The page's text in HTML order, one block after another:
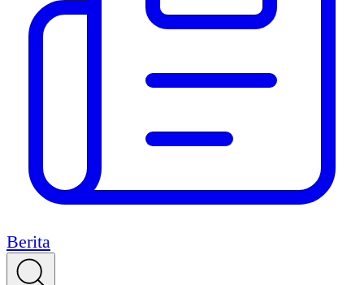
Berita